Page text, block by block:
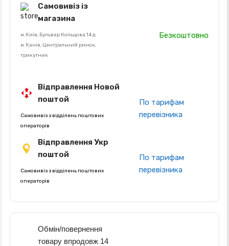
Самовивіз із
магазина
м.Київ, Бульвар Кольцова 14 д
м.Канів, Центральний ринок,
трикутник
Безкоштовно
Відправлення Новой
поштой
Самовивіз з відділень поштових
операторів
По тарифам
перевізника
Відправлення Укр
поштой
Самовивіз з відділень поштових
операторів
По тарифам
перевізника
Обмін/повернення
товару впродовж 14